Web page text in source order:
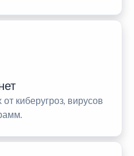
киберугроз, вирусов